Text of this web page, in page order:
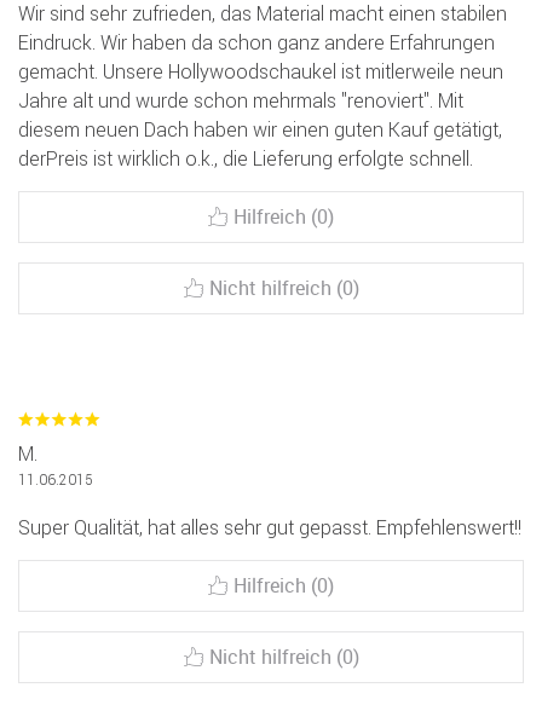
Wir sind sehr zufrieden, das Material macht einen stabilen
Eindruck. Wir haben da schon ganz andere Erfahrungen
gemacht. Unsere Hollywoodschaukel ist mitlerweile neun
Jahre alt und wurde schon mehrmals "renoviert". Mit
diesem neuen Dach haben wir einen guten Kauf getätigt,
derPreis ist wirklich o.k., die Lieferung erfolgte schnell.
Hilfreich (0)
Nicht hilfreich (0)
M.
11.06.2015
Super Qualität, hat alles sehr gut gepasst. Empfehlenswert!!
Hilfreich (0)
Nicht hilfreich (0)